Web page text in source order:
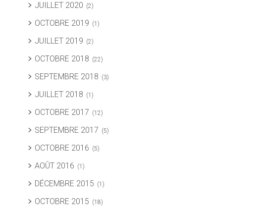
JUILLET 2020 (2)
OCTOBRE 2019 (1)
JUILLET 2019 (2)
OCTOBRE 2018 (22)
SEPTEMBRE 2018 (3)
JUILLET 2018 (1)
OCTOBRE 2017 (12)
SEPTEMBRE 2017 (5)
OCTOBRE 2016 (5)
AOÛT 2016 (1)
DÉCEMBRE 2015 (1)
OCTOBRE 2015 (18)